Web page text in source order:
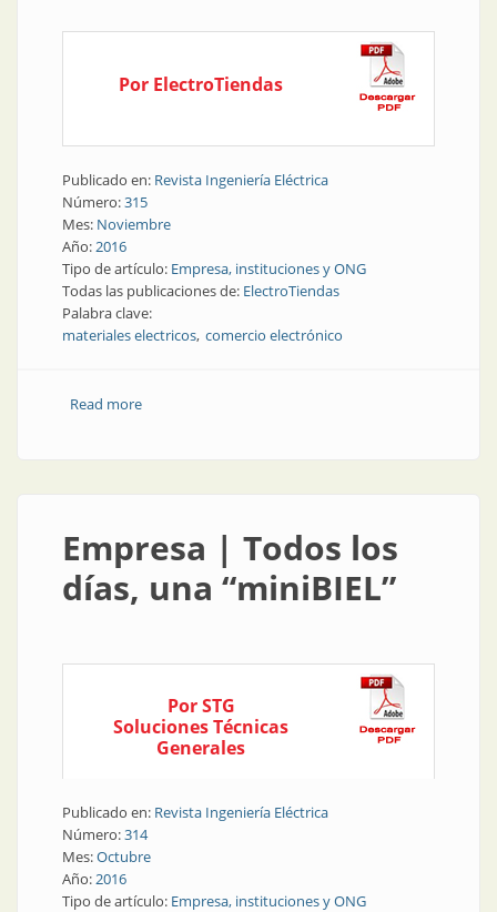
Por ElectroTiendas
Publicado en: Revista Ingeniería Eléctrica
Número:315
Mes: Noviembre
Año:2016
Tipo de artículo: Empresa, instituciones y ONG
Todas las publicaciones de: ElectroTiendas
Palabra clave:
materiales electricos comercio electrónico
Read moreabout Empresa | Plataforma donde todos son
Empresa | Todos los
días, una “miniBIEL”
Por STG
Soluciones Técnicas
Generales
Publicado en: Revista Ingeniería Eléctrica
Número:314
Mes:Octubre
Año:2016
Tipo de artículo: Empresa, instituciones y ONG